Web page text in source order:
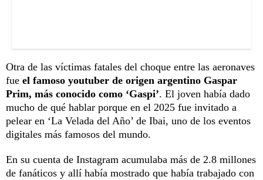
Otra de las víctimas fatales del choque entre las aeronaves
fue el famoso youtuber de origen argentino Gaspar
Prim, más conocido como ‘Gaspi’. El joven había dado
mucho de qué hablar porque en el 2025 fue invitado a
pelear en ‘La Velada del Año’ de Ibai, uno de los eventos
digitales más famosos del mundo.
En su cuenta de Instagram acumulaba más de 2.8 millones
de fanáticos y allí había mostrado que había trabajado con